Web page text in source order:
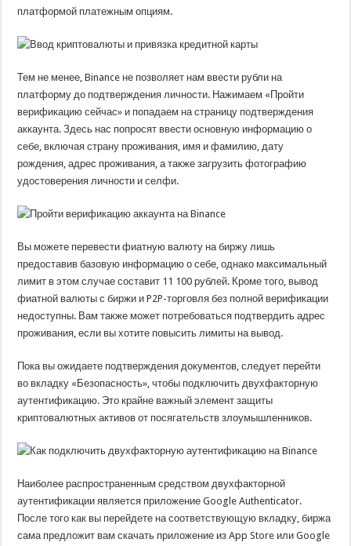
платформой платежным опциям.
Тем не менее, Binance не позволяет нам ввести рубли на
платформу до подтверждения личности. Нажимаем «Пройти
верификацию сейчас» и попадаем на страницу подтверждения
аккаунта. Здесь нас попросят ввести основную информацию о
себе, включая страну проживания, имя и фамилию, дату
рождения, адрес проживания, а также загрузить фотографию
удостоверения личности и селфи.
Вы можете перевести фиатную валюту на биржу лишь
предоставив базовую информацию о себе, однако максимальный
лимит в этом случае составит 11 100 рублей. Кроме того, вывод
фиатной валюты с биржи и P2P-торговля без полной верификации
недоступны. Вам также может потребоваться подтвердить адрес
проживания, если вы хотите повысить лимиты на вывод.
Пока вы ожидаете подтверждения документов, следует перейти
во вкладку «Безопасность», чтобы подключить двухфакторную
аутентификацию. Это крайне важный элемент защиты
криптовалютных активов от посягательств злоумышленников.
Наиболее распространенным средством двухфакторной
аутентификации является приложение Google Authenticator.
После того как вы перейдете на соответствующую вкладку, биржа
сама предложит вам скачать приложение из App Store или Google